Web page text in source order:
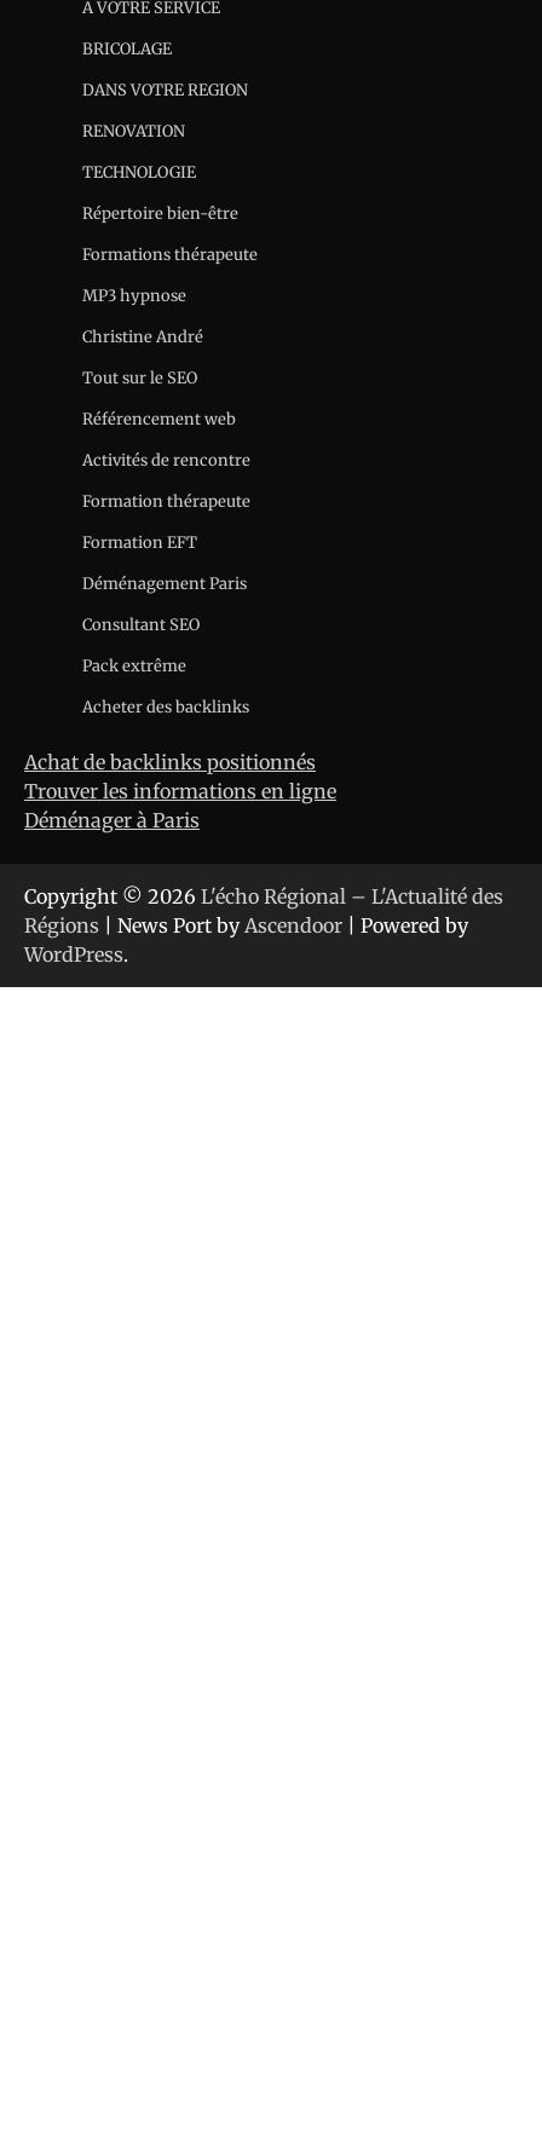
A VOTRE SERVICE
BRICOLAGE
DANS VOTRE REGION
RENOVATION
TECHNOLOGIE
Répertoire bien-être
Formations thérapeute
MP3 hypnose
Christine André
Tout sur le SEO
Référencement web
Activités de rencontre
Formation thérapeute
Formation EFT
Déménagement Paris
Consultant SEO
Pack extrême
Acheter des backlinks
Achat de backlinks positionnés
Trouver les informations en ligne
Déménager à Paris
Copyright © 2026 L'écho Régional – L'Actualité des
Régions | News Port byAscendoor | Powered by
WordPress.